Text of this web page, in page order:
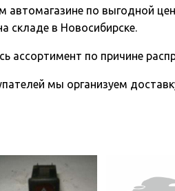
автомагазине по выгодной
складе в Новосибирске.
ассортимент по причине
мы организуем